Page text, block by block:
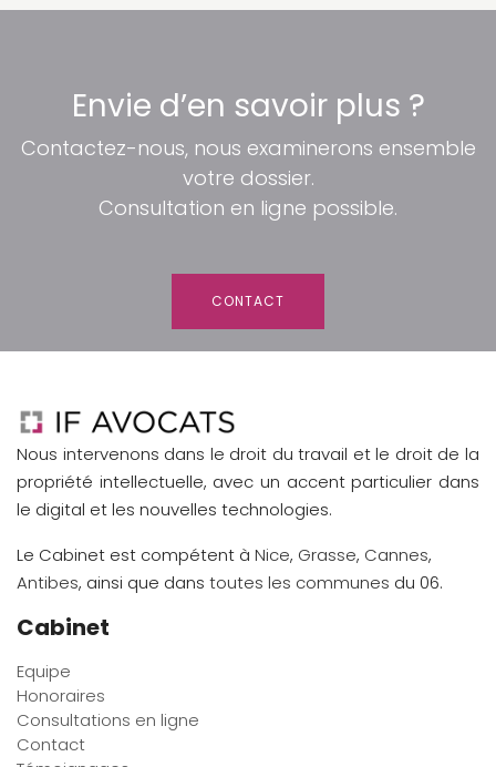
Envie d’en savoir plus ?
Contactez-nous, nous examinerons ensemble
votre dossier.
Consultation en ligne possible.
CONTACT
Nous intervenons dans le droit du travail et le droit de la
propriété intellectuelle, avec un accent particulier dans
le digital et les nouvelles technologies.
Le Cabinet est compétent à Nice, Grasse, Cannes,
Antibes, ainsi que dans toutes les communes du 06.
Cabinet
Equipe
Honoraires
Consultations en ligne
Contact